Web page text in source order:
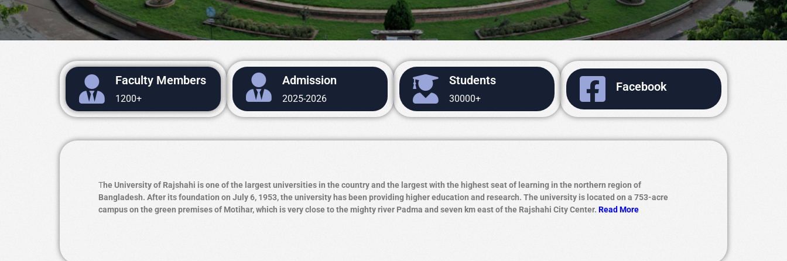
Faculty Members
1200+
Admission
2025-2026
Students
30000+
Facebook
The University of Rajshahi is one of the largest universities in the country and the largest with the highest seat of learning in the northern region of
Bangladesh. After its foundation on July 6, 1953, the university has been providing higher education and research. The university is located on a 753-acre
campus on the green premises of Motihar, which is very close to the mighty river Padma and seven km east of the Rajshahi City Center. Read More